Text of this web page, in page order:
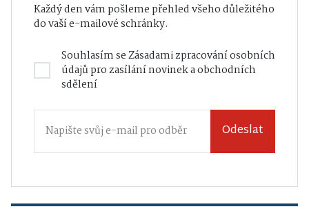
Každý den vám pošleme přehled všeho důležitého
do vaší e-mailové schránky.
Souhlasím seZásadami zpracování osobních
údajůpro zasílání novinek a obchodních
sdělení
Odeslat